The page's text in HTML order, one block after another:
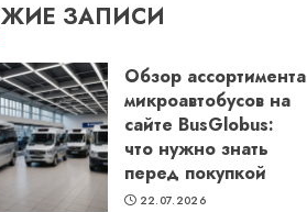
ЗАПИСИ
Обзор ассортимента
микроавтобусов на
сайте BusGlobus:
что нужно знать
перед покупкой
22.07.2026